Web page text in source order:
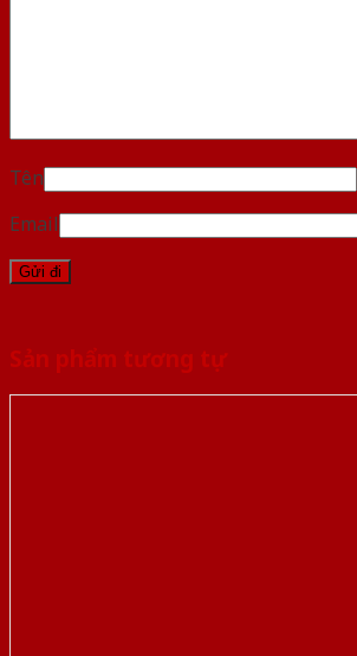
Tên
Email
Sản phẩm tương tự